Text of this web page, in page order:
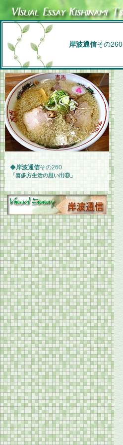
岸波通信その260
◆岸波通信その260
「喜多方生活の思い出⑧」